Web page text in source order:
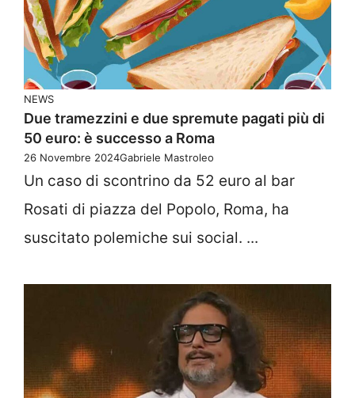
NEWS
Due tramezzini e due spremute pagati più di
50 euro: è successo a Roma
26 Novembre 2024Gabriele Mastroleo
Un caso di scontrino da 52 euro al bar
Rosati di piazza del Popolo, Roma, ha
suscitato polemiche sui social. ...